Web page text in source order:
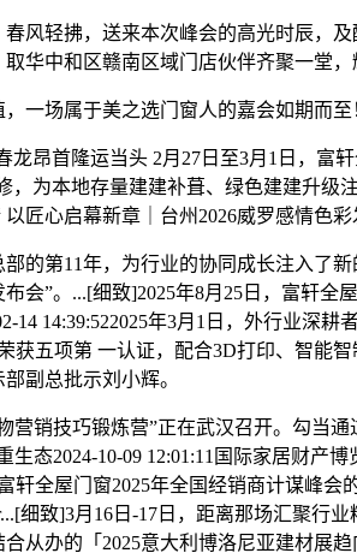
轻拂，送来本次峰会的高光时辰，及
华中和区赣南区域门店伙伴齐聚一堂
场属于美之选门窗人的嘉会如期而至
首隆运当头 2月27日至3月1日，富轩
，为本地存量建建补葺、绿色建建升
以匠心启幕新章｜台州2026威罗感情色
第11年，为行业的协同成长注入了新
会”。...[细致]2025年8月25日，富轩
14 14:39:522025年3月1日，外行业深
获五项第 一认证，配合3D打印、智能
副总批示刘小辉。
销技巧锻炼营”正在武汉召开。勾当通
生态2024-10-09 12:01:11国际家居财产
轩全屋门窗2025年全国经销商计谋峰
细致]3月16日-17日，距离那场汇聚行
从办的「2025意大利博洛尼亚建材展